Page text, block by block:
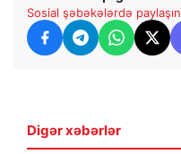
Sosial şəbəkələrdə paylaşın
Digər xəbərlər